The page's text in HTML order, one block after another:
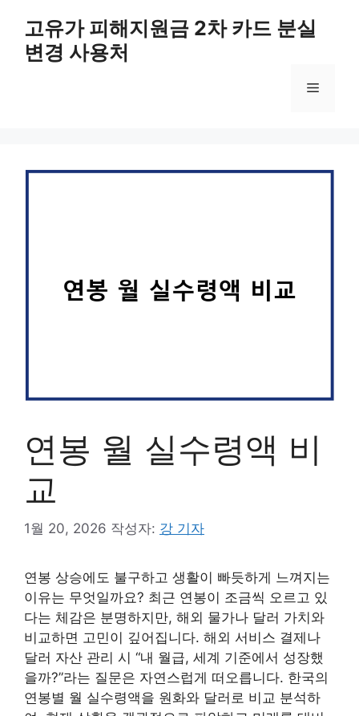
고유가 피해지원금 2차 카드 분실
변경 사용처
메
연봉 월 실수령액 비
교
1월 20, 2026 작성자: 강 기자
연봉 상승에도 불구하고 생활이 빠듯하게 느껴지는
이유는 무엇일까요? 최근 연봉이 조금씩 오르고 있
다는 체감은 분명하지만, 해외 물가나 달러 가치와
비교하면 고민이 깊어집니다. 해외 서비스 결제나
달러 자산 관리 시 “내 월급, 세계 기준에서 성장했
을까?”라는 질문은 자연스럽게 떠오릅니다. 한국의
연봉별 월 실수령액을 원화와 달러로 비교 분석하